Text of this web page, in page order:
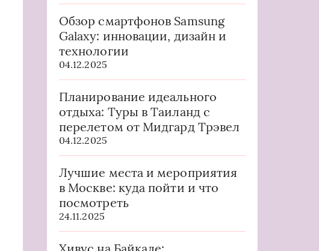
Обзор смартфонов Samsung
Galaxy: инновации, дизайн и
технологии
04.12.2025
Планирование идеального
отдыха: Туры в Таиланд с
перелетом от Мидгард Трэвел
04.12.2025
Лучшие места и мероприятия
в Москве: куда пойти и что
посмотреть
24.11.2025